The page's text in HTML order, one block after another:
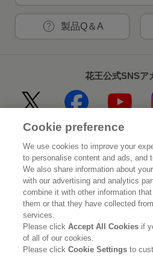
製品Q＆A
花王公式SNSア
Home
サステナビリティ
ブランド
ニュースルーム
利用規約 花王のアクセシビリティ 個
Cookie preference
We use cookies to improve your
to personalise content and ads, and
We also share information about
with our advertising and analytics
combine it with other information
them or that they have collected
services.
Please clickAccept All Cookies if
of all of our cookies.
Please clickCookie Settingsto